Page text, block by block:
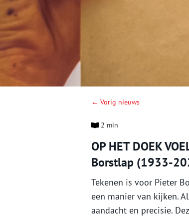
← Vorig nieuws
2 min
OP HET DOEK
Borstlap (1933-
Tekenen is voor Pieter
een manier van kijken.
aandacht en precisie.